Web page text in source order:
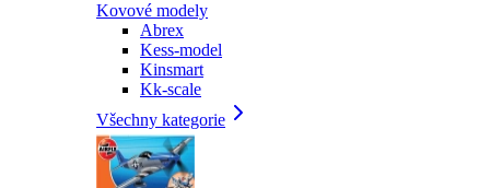
Kovové modely
Abrex
Kess-model
Kinsmart
Kk-scale
Všechny kategorie